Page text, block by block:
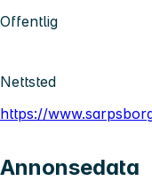
Offentlig
Nettsted
https://
Annonsedata